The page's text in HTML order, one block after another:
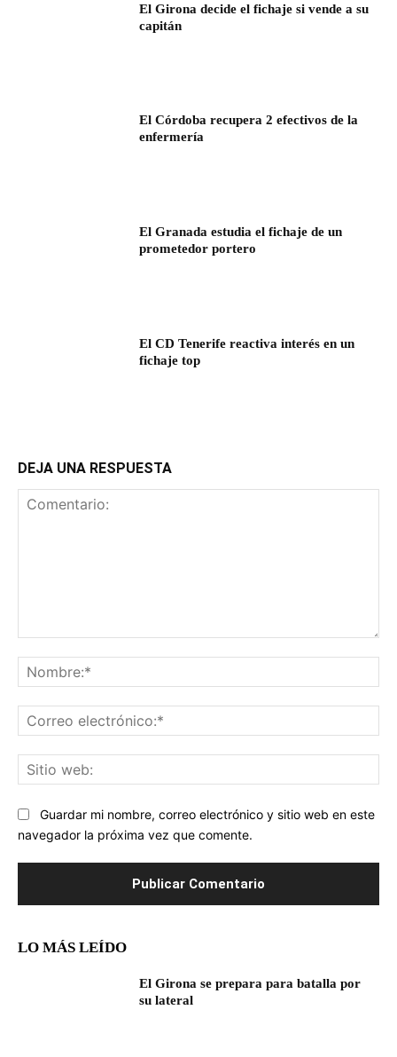
El Girona decide el fichaje si vende a su
capitán
El Córdoba recupera 2 efectivos de la
enfermería
El Granada estudia el fichaje de un
prometedor portero
El CD Tenerife reactiva interés en un
fichaje top
DEJA UNA RESPUESTA
Guardar mi nombre, correo electrónico y sitio web en este
navegador la próxima vez que comente.
LO MÁS LEÍDO
El Girona se prepara para batalla por
su lateral